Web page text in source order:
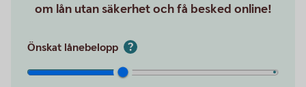
om lån utan säkerhet och få besked online!
Önskat lånebelopp